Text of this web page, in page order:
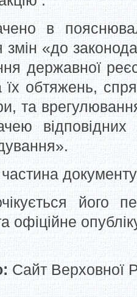
в
змін «до
державної
обтяжень,
та
відповідних
його
офіційне
Сайт Верховної